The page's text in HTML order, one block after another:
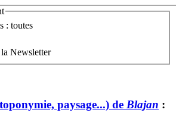
: toutes
Newsletter
paysage...) de Blajan :